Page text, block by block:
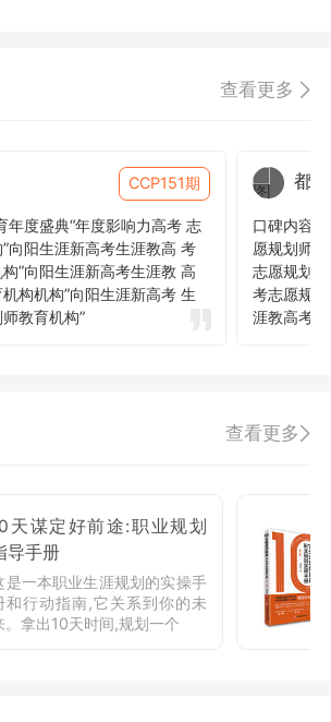
查看更多
CCP151期
年度盛典“年度影响力高考 志
向阳生涯新高考生涯教高 考
”向阳生涯新高考生涯教 高
构机构”向阳生涯新高考 生
教育机构”
都
口碑内容(
愿规划师
志愿规划
考志愿规
涯教高考
查看更多
天谋定好前途:职业规划
导手册
是一本职业生涯规划的实操手
和行动指南,它关系到你的未
。拿出10天时间,规划一个